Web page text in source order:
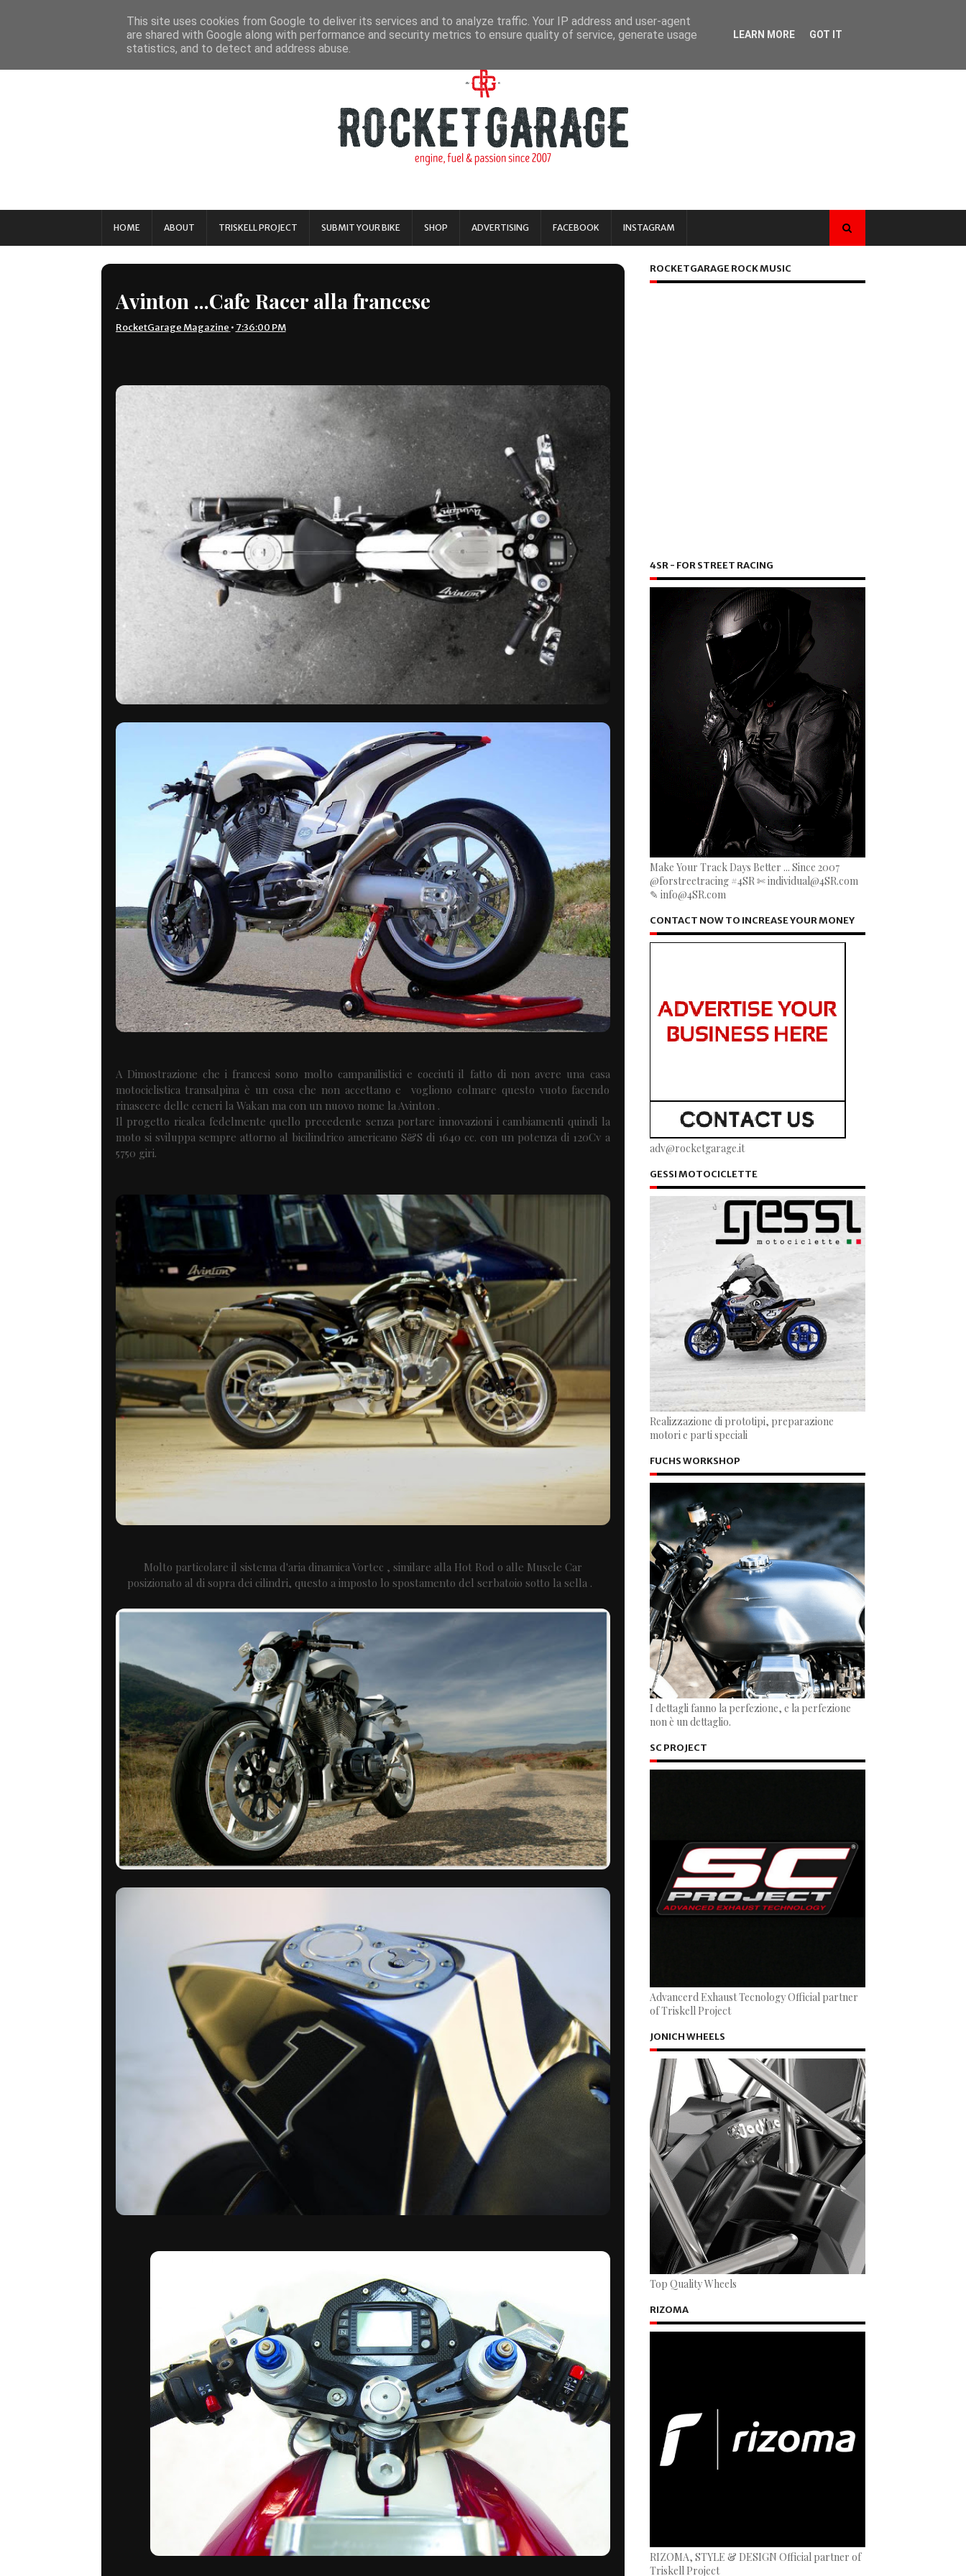
HOME ABOUT TRISKELL PROJECT SUBMIT YOUR BIKE SHOP ADVERTISING FACEBOOK INSTAGRAM
Avinton ...Cafe Racer alla francese
RocketGarage Magazine • 7:36:00 PM
A Dimostrazione che i francesi sono molto campanilistici e cocciuti il fatto di non avere una casa
motociclistica transalpina è un cosa che non accettano e vogliono colmare questo vuoto facendo
rinascere delle ceneri la Wakan ma con un nuovo nome la Avinton .
Il progetto ricalca fedelmente quello precedente senza portare innovazioni i cambiamenti quindi la
moto si sviluppa sempre attorno al bicilindrico americano S&S di 1640 cc. con un potenza di 120Cv a
5750 giri.
Molto particolare il sistema d'aria dinamica Vortec , similare alla Hot Rod o alle Muscle Car
posizionato al di sopra dei cilindri, questo a imposto lo spostamento del serbatoio sotto la sella .
ROCKETGARAGE ROCK MUSIC
4SR - FOR STREET RACING
Make Your Track Days Better ... Since 2007
@forstreetracing #4SR ✄ individual@4SR.com
✎ info@4SR.com
CONTACT NOW TO INCREASE YOUR MONEY
adv@rocketgarage.it
GESSI MOTOCICLETTE
Realizzazione di prototipi, preparazione
motori e parti speciali
FUCHS WORKSHOP
I dettagli fanno la perfezione, e la perfezione
non è un dettaglio.
SC PROJECT
Advancerd Exhaust Tecnology Official partner
of Triskell Project
JONICH WHEELS
Top Quality Wheels
RIZOMA
RIZOMA, STYLE & DESIGN Official partner of
Triskell Project
This site uses cookies from Google to deliver its services and to analyze traffic. Your IP address and user-agent
are shared with Google along with performance and security metrics to ensure quality of service, generate usage
statistics, and to detect and address abuse.
LEARN MORE GOT IT